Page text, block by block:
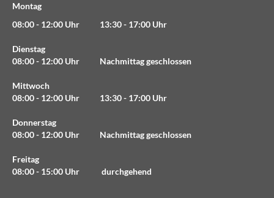
Montag
08:00 - 12:00 Uhr 13:30 - 17:00 Uhr
Dienstag
08:00 - 12:00 Uhr Nachmittag geschlossen
Mittwoch
08:00 - 12:00 Uhr 13:30 - 17:00 Uhr
Donnerstag
08:00 - 12:00 Uhr Nachmittag geschlossen
Freitag
08:00 - 15:00 Uhr durchgehend